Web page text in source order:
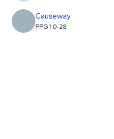
Causeway
PPG10-28